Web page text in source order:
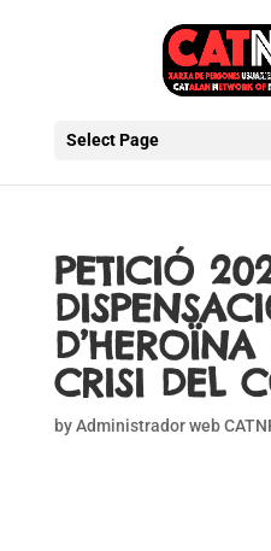
Select Page
PETICIÓ
CRISI DEL
byAdministrador web